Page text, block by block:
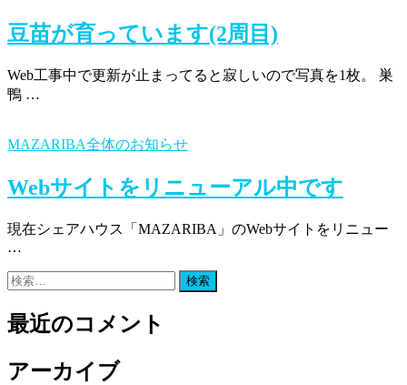
豆苗が育っています(2周目)
Web工事中で更新が止まってると寂しいので写真を1枚。 巣
鴨 …
MAZARIBA全体のお知らせ
Webサイトをリニューアル中です
現在シェアハウス「MAZARIBA」のWebサイトをリニュー
…
検
最近のコメント
アーカイブ